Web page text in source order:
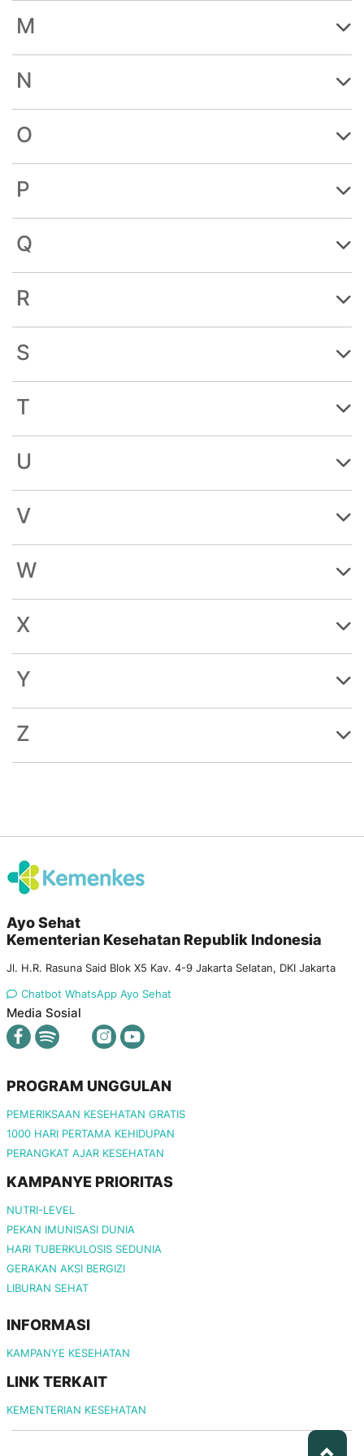
M
N
O
P
Q
R
S
T
U
V
W
X
Y
Z
Ayo Sehat
Kementerian Kesehatan Republik Indonesia
Jl. H.R. Rasuna Said Blok X5 Kav. 4-9 Jakarta Selatan, DKI Jakarta
Chatbot WhatsApp Ayo Sehat
Media Sosial
PROGRAM UNGGULAN
PEMERIKSAAN KESEHATAN GRATIS
1000 HARI PERTAMA KEHIDUPAN
PERANGKAT AJAR KESEHATAN
KAMPANYE PRIORITAS
NUTRI-LEVEL
PEKAN IMUNISASI DUNIA
HARI TUBERKULOSIS SEDUNIA
GERAKAN AKSI BERGIZI
LIBURAN SEHAT
INFORMASI
KAMPANYE KESEHATAN
LINK TERKAIT
KEMENTERIAN KESEHATAN